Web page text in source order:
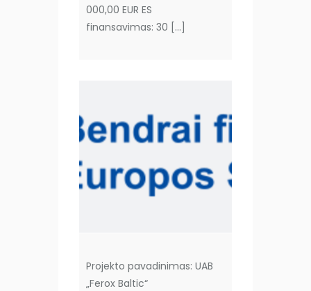
000,00 EUR ES
finansavimas: 30 […]
Projekto pavadinimas: UAB
„Ferox Baltic“